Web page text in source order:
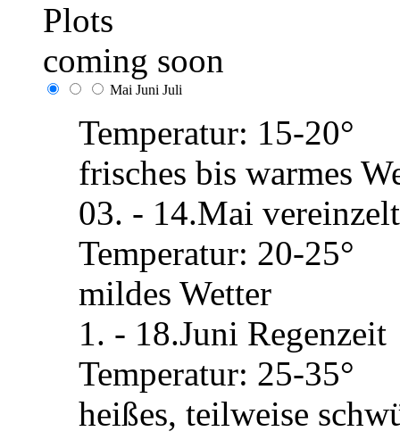
Plots
coming soon
Mai Juni Juli
Temperatur: 15-20°
frisches bis warmes
03. - 14.Mai
Temperatur: 20-25°
mildes Wetter
1. - 18.Juni Regenzeit
Temperatur: 25-35°
heißes, teilweise